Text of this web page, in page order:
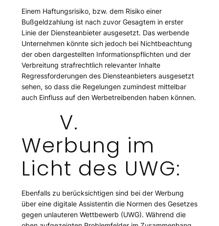
Einem Haftungsrisiko, bzw. dem Risiko einer
Bußgeldzahlung ist nach zuvor Gesagtem in erster
Linie der Diensteanbieter ausgesetzt. Das werbende
Unternehmen könnte sich jedoch bei Nichtbeachtung
der oben dargestellten Informationspflichten und der
Verbreitung strafrechtlich relevanter Inhalte
Regressforderungen des Diensteanbieters ausgesetzt
sehen, so dass die Regelungen zumindest mittelbar
auch Einfluss auf den Werbetreibenden haben können.
V.
Werbung im
Licht des UWG:
Ebenfalls zu berücksichtigen sind bei der Werbung
über eine digitale Assistentin die Normen des Gesetzes
gegen unlauteren Wettbewerb (UWG). Während die